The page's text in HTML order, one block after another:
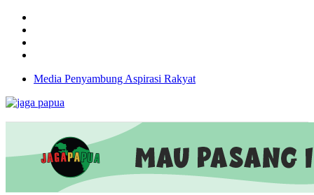
Media Penyambung Aspirasi Rakyat